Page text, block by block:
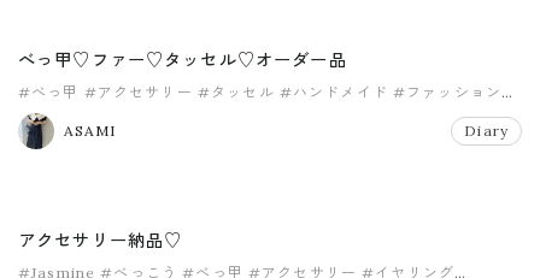
べっ甲♡ファー♡タッセル♡オーダー品
#べっ甲 #アクセサリー #タッセル #ハンドメイド #ファッション
#ファー
ASAMI
Diary
アクセサリー納品♡
#Jasmine #べっこう #べっ甲 #アクセサリー #イヤリング